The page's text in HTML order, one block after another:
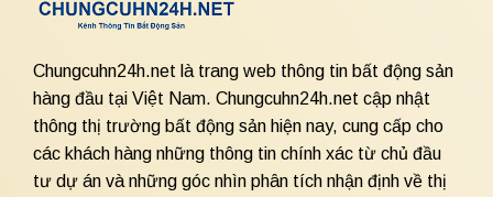
Chungcuhn24h.net là trang web thông tin bất động sản
hàng đầu tại Việt Nam. Chungcuhn24h.net cập nhật
thông thị trường bất động sản hiện nay, cung cấp cho
các khách hàng những thông tin chính xác từ chủ đầu
tư dự án và những góc nhìn phân tích nhận định về thị